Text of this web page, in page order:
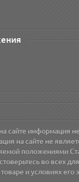
сайте информация
на сайте не
положениями
во всех
и условиях его